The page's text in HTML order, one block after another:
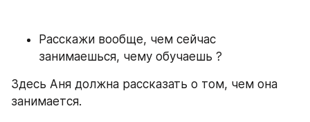
Расскажи вообще, чем сейчас
занимаешься, чему обучаешь ?
Здесь Аня должна рассказать о том, чем она
занимается.